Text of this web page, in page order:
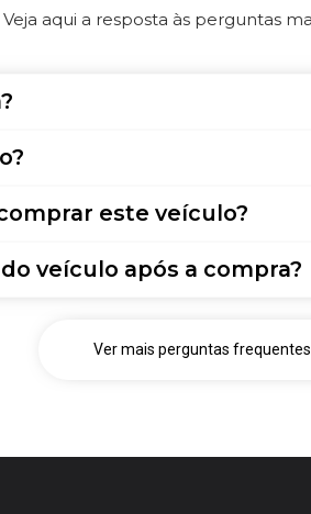
Veja aqui a resposta às perguntas
este veículo?
veículo após a compra?
Ver mais perguntas frequentes